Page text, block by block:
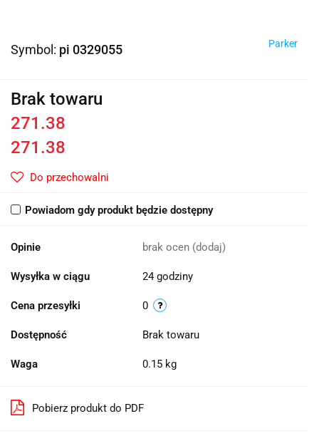
Symbol: pi 0329055 Parker
Brak towaru
271.38
271.38
Do przechowalni
Powiadom gdy produkt będzie dostępny
Opinie brak ocen (dodaj)
Wysyłka w ciągu 24 godziny
Cena przesyłki 0
Dostępność Brak towaru
Waga 0.15 kg
Pobierz produkt do PDF